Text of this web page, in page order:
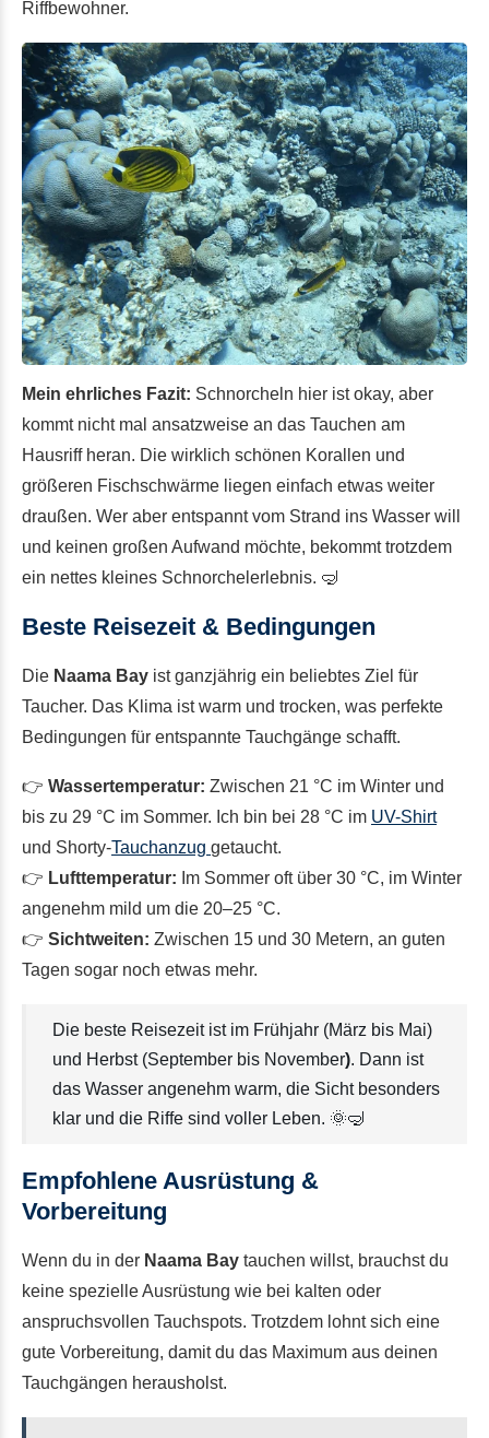
Riffbewohner.
Mein ehrliches Fazit: Schnorcheln hier ist okay, aber
kommt nicht mal ansatzweise an das Tauchen am
Hausriff heran. Die wirklich schönen Korallen und
größeren Fischschwärme liegen einfach etwas weiter
draußen. Wer aber entspannt vom Strand ins Wasser will
und keinen großen Aufwand möchte, bekommt trotzdem
ein nettes kleines Schnorchelerlebnis. 🤿
Beste Reisezeit & Bedingungen
Die Naama Bay ist ganzjährig ein beliebtes Ziel für
Taucher. Das Klima ist warm und trocken, was perfekte
Bedingungen für entspannte Tauchgänge schafft.
👉 Wassertemperatur: Zwischen 21 °C im Winter und
bis zu 29 °C im Sommer. Ich bin bei 28 °C im UV-Shirt
und Shorty-Tauchanzug getaucht.
👉 Lufttemperatur: Im Sommer oft über 30 °C, im Winter
angenehm mild um die 20–25 °C.
👉 Sichtweiten: Zwischen 15 und 30 Metern, an guten
Tagen sogar noch etwas mehr.
Die beste Reisezeit ist im Frühjahr (März bis Mai)
und Herbst (September bis November). Dann ist
das Wasser angenehm warm, die Sicht besonders
klar und die Riffe sind voller Leben. 🌞🤿
Empfohlene Ausrüstung &
Vorbereitung
Wenn du in der Naama Bay tauchen willst, brauchst du
keine spezielle Ausrüstung wie bei kalten oder
anspruchsvollen Tauchspots. Trotzdem lohnt sich eine
gute Vorbereitung, damit du das Maximum aus deinen
Tauchgängen herausholst.